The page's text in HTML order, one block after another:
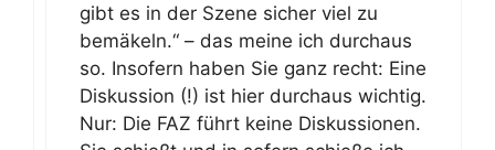
gibt es in der Szene sicher viel zu
bemäkeln.“ – das meine ich durchaus
so. Insofern haben Sie ganz recht: Eine
Diskussion (!) ist hier durchaus wichtig.
Nur: Die FAZ führt keine Diskussionen.